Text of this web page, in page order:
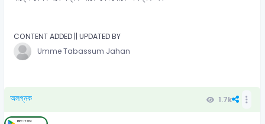
CONTENT ADDED || UPDATED BY
Umme Tabassum Jahan
অলগ্নক 1.7k